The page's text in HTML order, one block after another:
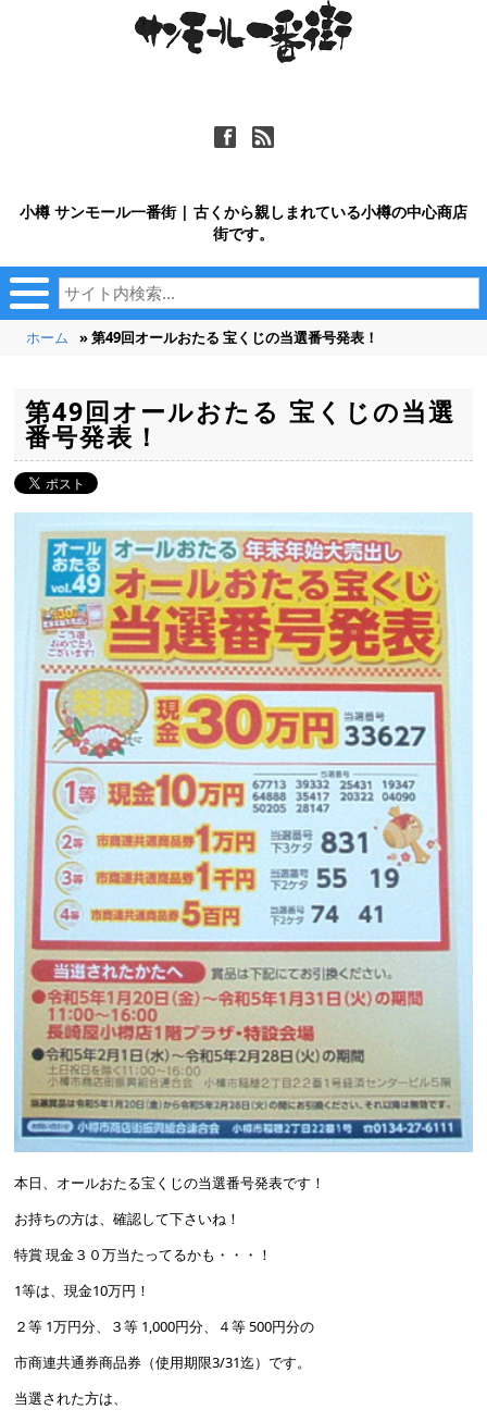
ä ñ
小樽 サンモール一番街 | 古くから親しまれている小樽の中心商店
街です。
ホーム » 第49回オールおたる 宝くじの当選番号発表！
第49回オールおたる 宝くじの当選
番号発表！
本日、オールおたる宝くじの当選番号発表です！
お持ちの方は、確認して下さいね！
特賞 現金３０万当たってるかも・・・！
1等は、現金10万円！
２等 1万円分、３等 1,000円分、４等 500円分の
市商連共通券商品券（使用期限3/31迄）です。
当選された方は、